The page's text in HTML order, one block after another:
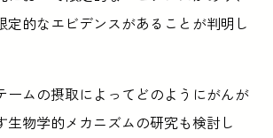
定的なエビデンスがあることが判明し
ームの摂取によってどのようにがんが
生物学的メカニズムの研究も検討し